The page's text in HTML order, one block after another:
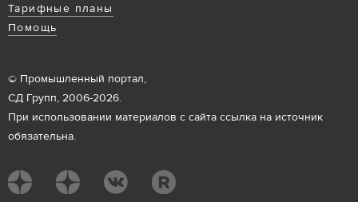
Тарифные планы
Помощь
© Промышленный портал,
СД Групп, 2006-2026.
При использовании материалов с сайта ссылка на источник
обязательна.